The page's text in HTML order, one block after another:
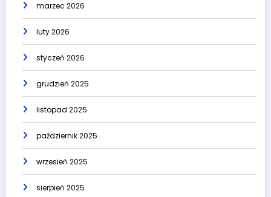
marzec 2026
luty 2026
styczeń 2026
grudzień 2025
listopad 2025
październik 2025
wrzesień 2025
sierpień 2025